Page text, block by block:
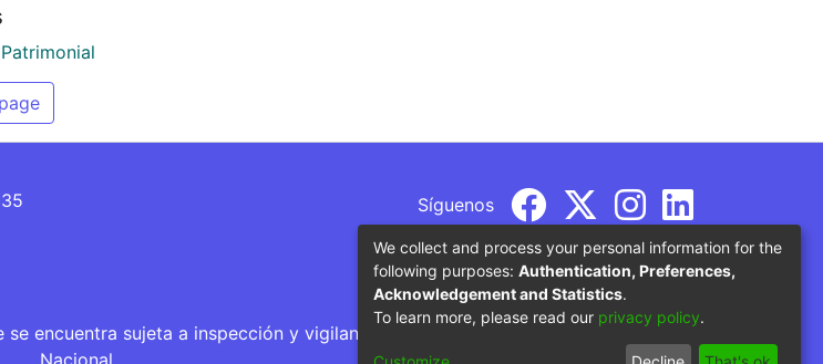
Síguenos
encuentra sujeta a inspección y vigilancia por parte del Ministerio de Educación
Nacional.
We collect and process your personal information for the
following purposes: Authentication, Preferences,
Acknowledgement and Statistics.
To learn more, please read our privacy policy.